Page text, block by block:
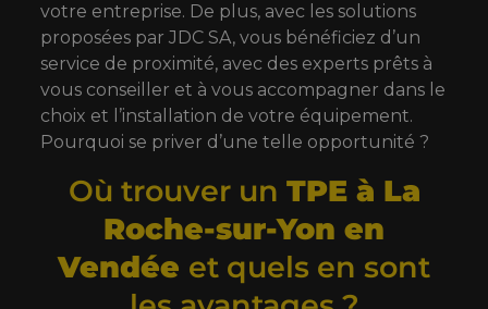
votre entreprise. De plus, avec les solutions
proposées par JDC SA, vous bénéficiez d’un
service de proximité, avec des experts prêts à
vous conseiller et à vous accompagner dans le
choix et l’installation de votre équipement.
Pourquoi se priver d’une telle opportunité ?
Où trouver un TPE à La
Roche-sur-Yon en
Vendée et quels en sont